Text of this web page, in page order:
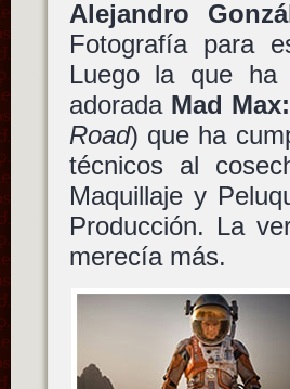
Alejandro
Fotografía para
Luego la que ha
adorada Mad
Road) que ha
técnicos al
Maquillaje y
Producción. La
merecía más.